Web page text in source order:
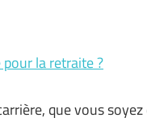
la retraite ?
que vous soyez